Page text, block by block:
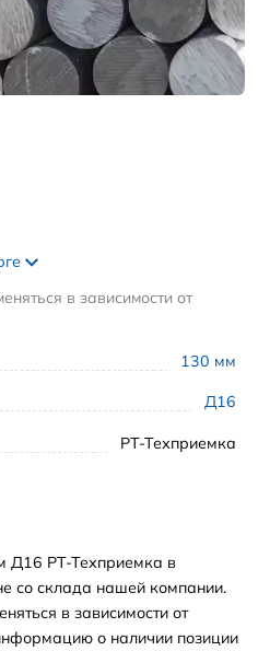
130 мм
Д16
РТ-Техприемка
в зависимости от
Д16 РТ-Техприемка в
со склада нашей компании.
в зависимости от
о наличии позиции